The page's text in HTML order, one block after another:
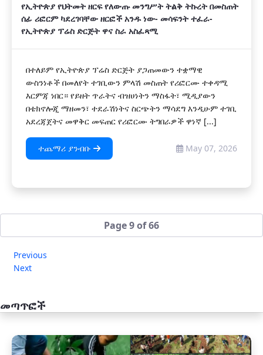
የኢትዮጵያ የህትመት ዘርፍ የለውጡ መንግሥት ትልቅ ትኩረት በመስጠት
ሰፊ ሪፎርም ካደረገባቸው ዘርፎች አንዱ ነው- መሳፍንት ተፈራ-
የኢትዮጵያ ፕሬስ ድርጅት ዋና ስራ አስፈጻሚ
‎በተለይም የኢትዮጵያ ፕሬስ ድርጅት ያጋጠመውን ተቋማዊ
ውስንነቶች በመለየት ተገቢውን ምላሽ መስጠት የሪፎርሙ ተቀዳሚ
እርምጃ ነበር። የይዘት ጥራትና ብዝሀነትን ማስፋት፣ ሚዲያውን
በቴክኖሎጂ ማዘመን፣ ተደራሽነትና ስርጭትን ማሳደግ እንዲሁም ተገቢ
አደረጃጀትና መዋቅር መፍጠር የሪፎርሙ ትግበራዎች ዋነኛ [...]
ተጨማሪ ያንብቡ May 07, 2026
Page 9 of 66
Previous
Next
መጣጥፎች
አዲስ